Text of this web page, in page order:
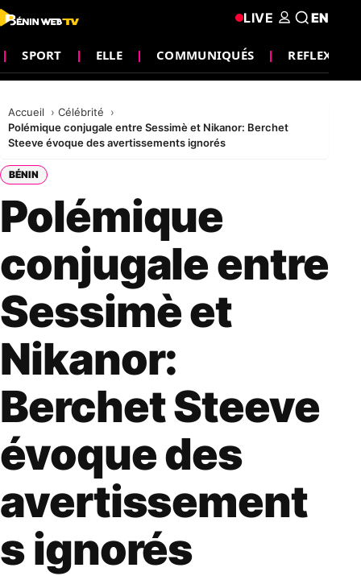
SPORT ELLE COMMUNIQUÉS REFLEXION
LIVE EN
Accueil
Célébrité
Polémique conjugale entre Sessimè et Nikanor: Berchet
Steeve évoque des avertissements ignorés
BÉNIN
Polémique
conjugale entre
Sessimè et
Nikanor:
Berchet Steeve
évoque des
avertissement
s ignorés